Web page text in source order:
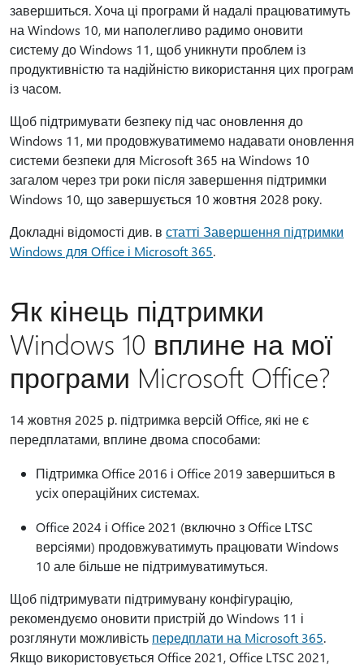
завершиться. Хоча ці програми й надалі працюватимуть
на Windows 10, ми наполегливо радимо оновити
систему до Windows 11, щоб уникнути проблем із
продуктивністю та надійністю використання цих програм
із часом.
Щоб підтримувати безпеку під час оновлення до
Windows 11, ми продовжуватимемо надавати оновлення
системи безпеки для Microsoft 365 на Windows 10
загалом через три роки після завершення підтримки
Windows 10, що завершується 10 жовтня 2028 року.
Докладні відомості див. в статті Завершення підтримки
Windows для Office і Microsoft 365.
Як кінець підтримки
Windows 10 вплине на мої
програми Microsoft Office?
14 жовтня 2025 р. підтримка версій Office, які не є
передплатами, вплине двома способами:
Підтримка Office 2016 і Office 2019 завершиться в
усіх операційних системах.
Office 2024 і Office 2021 (включно з Office LTSC
версіями) продовжуватимуть працювати Windows
10 але більше не підтримуватимуться.
Щоб підтримувати підтримувану конфігурацію,
рекомендуємо оновити пристрій до Windows 11 і
розглянути можливість передплати на Microsoft 365.
Якщо використовується Office 2021, Office LTSC 2021,